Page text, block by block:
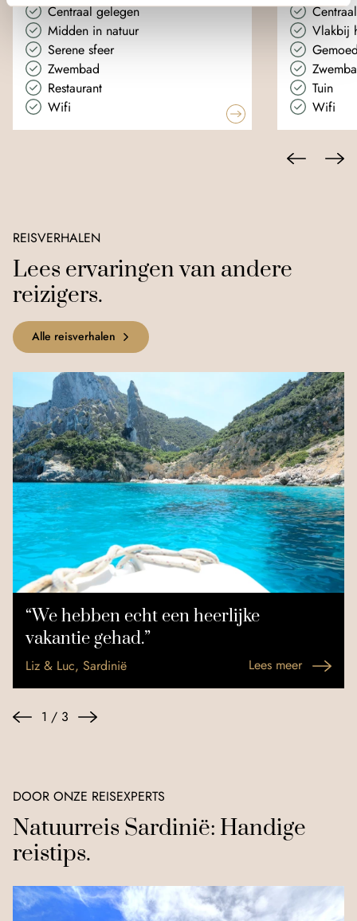
Centraal gelegen
Midden in natuur
Serene sfeer
Zwembad
Restaurant
Wifi
Vlakbij
Tuin
Wifi
REISVERHALEN
Lees ervaringen van andere
reizigers.
Alle reisverhalen
“We hebben echt een heerlijke
vakantie gehad.”
Liz & Luc, Sardinië Lees meer
1 / 3
DOOR ONZE REISEXPERTS
Natuurreis Sardinië: Handige
reistips.